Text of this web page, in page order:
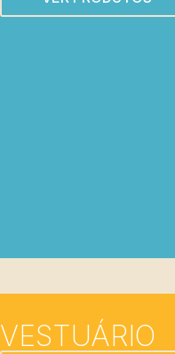
VESTUÁRIO